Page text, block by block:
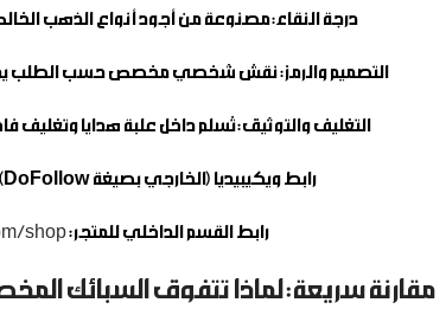
درجة النقاء:مصنوعة من أجود أنواع الذهب
التصميم والرمز:نقش شخصي مخصص حسب الطلب يجسد
التغليف والتوثيق:تُسلم داخل علبة هدايا وتغليف
رابط ويكيبيديا (الخارجي بصيغة DoFollow):
رابط القسم الداخلي للمتجر:shop/
مقارنة سريعة: لماذا تتفوق السبائك